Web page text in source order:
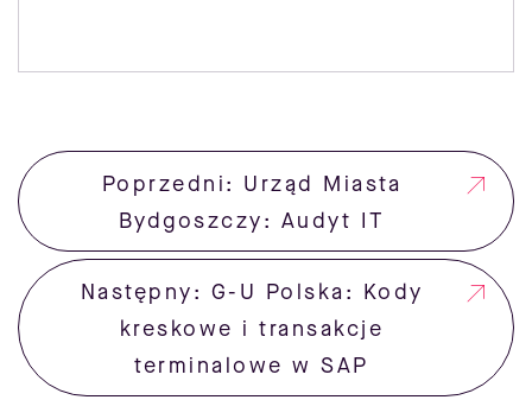
Poprzedni: Urząd Miasta
Bydgoszczy: Audyt IT
Następny: G-U Polska: Kody
kreskowe i transakcje
terminalowe w SAP